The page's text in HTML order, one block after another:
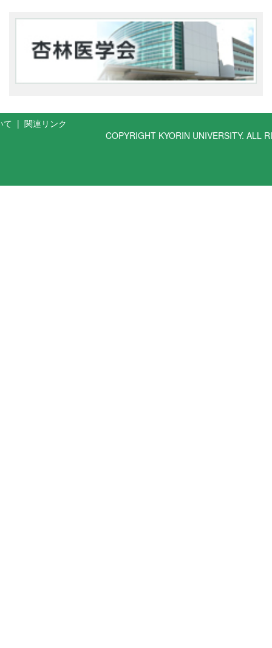
て | 関連リンク
COPYRIGHT KYORIN UNIVERSITY. ALL